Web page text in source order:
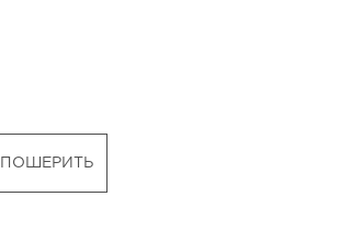
ПОШЕРИТЬ